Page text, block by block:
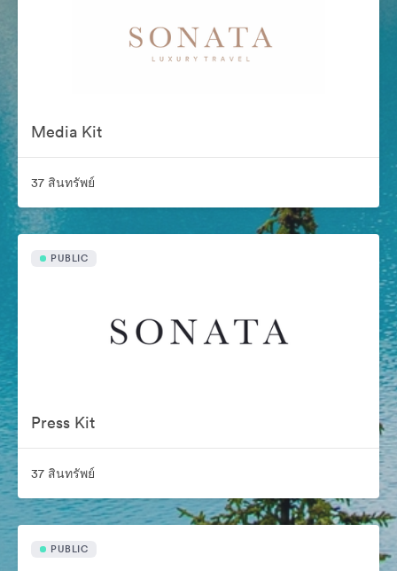
Media Kit
37 สินทรัพย์
PUBLIC
Press Kit
37 สินทรัพย์
PUBLIC